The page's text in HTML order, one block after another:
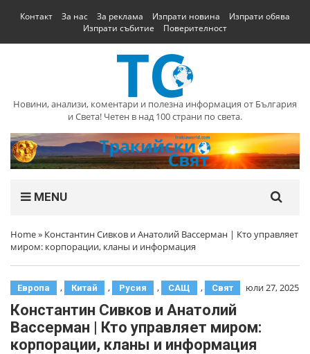
Контакт За нас За реклама Изпрати новина
Изпрати обява
Изпрати събитие
Поверителност
Новини, анализи, коментари и полезна информация от България
и Света! Четен в над 100 страни по света.
MENU
Home» Константин Сивков и Анатолий Вассерман | Кто управляет
миром: корпорации, кланы и информация
Европа , Китай , Русия , САЩ , Свят юли 27, 2025
Константин Сивков и Анатолий
Вассерман | Кто управляет миром:
корпорации, кланы и информация